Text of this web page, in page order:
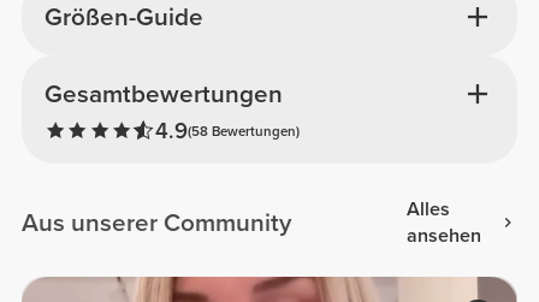
Gesamtbewertungen
4.9(58 Bewertungen)
Größen-Guide
Aus unserer Community
Alles
ansehen